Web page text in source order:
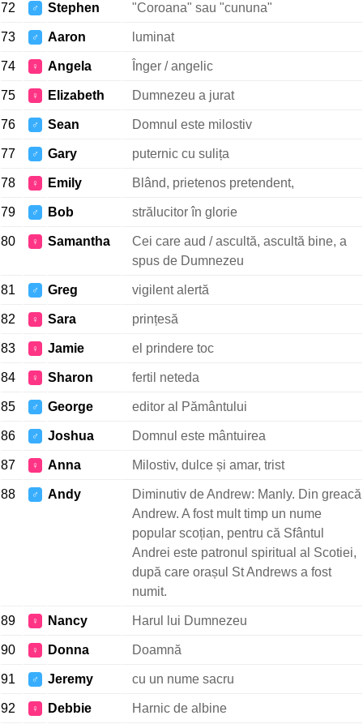
72 ♂ Stephen "Coroana" sau "cununa"
73 ♂ Aaron luminat
74 ♀ Angela Înger / angelic
75 ♀ Elizabeth Dumnezeu a jurat
76 ♂ Sean Domnul este milostiv
77 ♂ Gary puternic cu sulița
78 ♀ Emily Blând, prietenos pretendent,
79 ♂ Bob strălucitor în glorie
80 ♀ Samantha
Cei care aud / ascultă, ascultă bine, a
spus de Dumnezeu
81 ♂ Greg vigilent alertă
82 ♀ Sara prințesă
83 ♀ Jamie el prindere toc
84 ♀ Sharon fertil neteda
85 ♂ George editor al Pământului
86 ♂ Joshua Domnul este mântuirea
87 ♀ Anna Milostiv, dulce și amar, trist
88 ♂ Andy
Diminutiv de Andrew: Manly. Din greacă
Andrew. A fost mult timp un nume
popular scoțian, pentru că Sfântul
Andrei este patronul spiritual al Scotiei,
după care orașul St Andrews a fost
numit.
89 ♀ Nancy Harul lui Dumnezeu
90 ♀ Donna Doamnă
91 ♂ Jeremy cu un nume sacru
92 ♀ Debbie Harnic de albine